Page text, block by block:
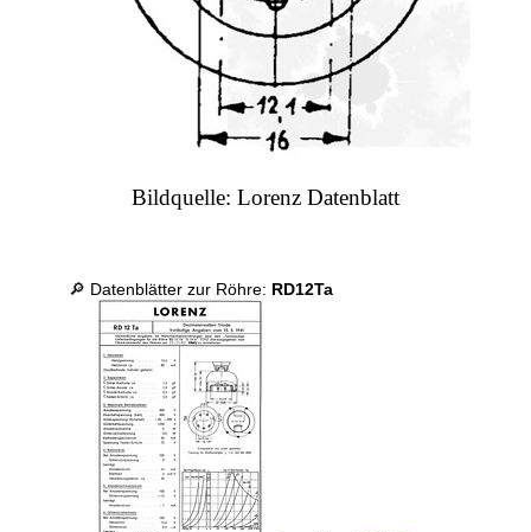
Bildquelle: Lorenz Datenblatt
🔎 Datenblätter zur Röhre: RD12Ta